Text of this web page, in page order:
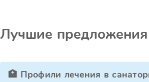
Лучшие
🏥 Профили лечения в